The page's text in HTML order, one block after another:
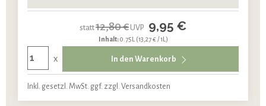
statt12,80 €UVP 9,95 €
Inhalt:0.75L (13,27 € / 1L)
x In den Warenkorb
Inkl. gesetzl. MwSt. ggf. zzgl. Versandkosten